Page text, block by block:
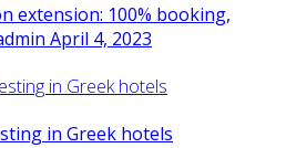
extension: 100% booking,
April 4, 2023
in Greek hotels